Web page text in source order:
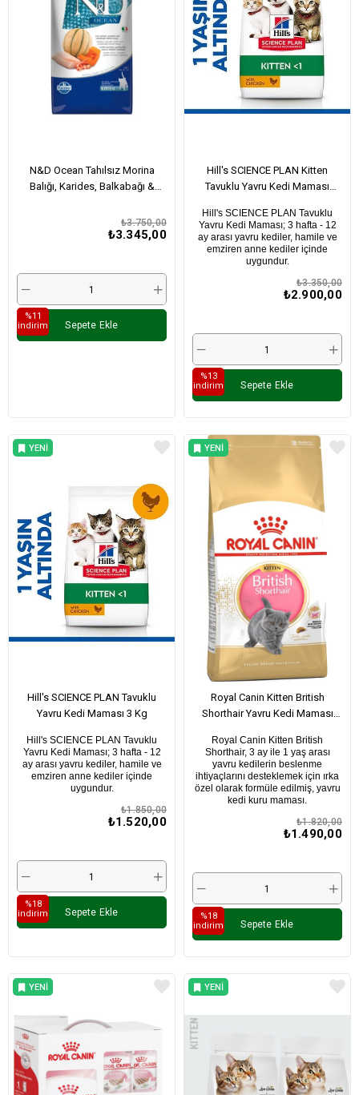
N&D Ocean Tahılsız Morina
Balığı, Karides, Balkabağı &
₺3.345,00
₺3.750,00
Sepete Ekle
%11
i̇ndirim
Hill's SCIENCE PLAN Kitten
Tavuklu Yavru Kedi Maması
Hill's SCIENCE PLAN Tavuklu
Yavru Kedi Maması; 3 hafta - 12
ay arası yavru kediler, hamile ve
emziren anne kediler içinde
uygundur.
₺2.900,00
₺3.350,00
Sepete Ekle
%13
i̇ndirim
Hill's SCIENCE PLAN Tavuklu
Yavru Kedi Maması 3 Kg
Hill's SCIENCE PLAN Tavuklu
Yavru Kedi Maması; 3 hafta - 12
ay arası yavru kediler, hamile ve
emziren anne kediler içinde
uygundur.
₺1.520,00
₺1.850,00
Sepete Ekle
%18
i̇ndirim
YENI
Royal Canin Kitten British
Shorthair Yavru Kedi Maması
Royal Canin Kitten British
Shorthair, 3 ay ile 1 yaş arası
yavru kedilerin beslenme
ihtiyaçlarını desteklemek için ırka
özel olarak formüle edilmiş, yavru
kedi kuru maması.
₺1.490,00
₺1.820,00
Sepete Ekle
%18
i̇ndirim
YENI
ÜRÜN
YENI
YENI